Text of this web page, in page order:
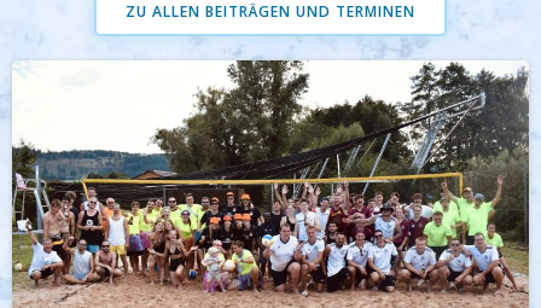
ZU ALLEN BEITRÄGEN UND TERMINEN